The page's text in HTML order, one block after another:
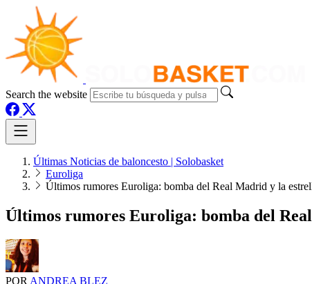
Search the website
Últimas Noticias de baloncesto | Solobasket
Euroliga
Últimos rumores Euroliga: bomba del Real Madrid y la
Últimos rumores Euroliga: bomba del
POR ANDREA BLEZ